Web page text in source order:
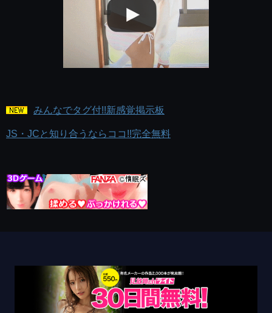
みんなでタグ付!!新感覚掲示板
JS・JCと知り合うならココ!!完全無料